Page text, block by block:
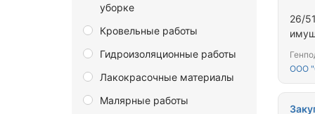
Забайкальский край
Запорожская область
Ивановская область
Иркутская область
Калининградская область
уборке
Кровельные работы
Гидроизоляционные работы
Лакокрасочные материалы
Малярные работы
26/
ООО